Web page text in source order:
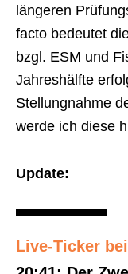
längeren
facto bedeutet
bzgl. ESM und
Jahreshälfte
Stellungnahme
werde ich diese
Update:
Live-Ticker